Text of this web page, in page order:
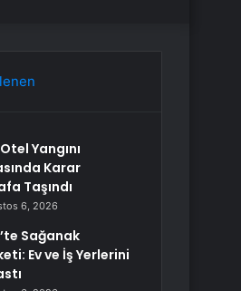
Yangını
Karar
Taşındı
6, 2026
Sağanak
Ev ve İş Yerlerini